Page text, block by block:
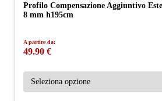
Profilo Compensazione Aggiuntivo
8 mm h195cm
A partire da:
49.90 €